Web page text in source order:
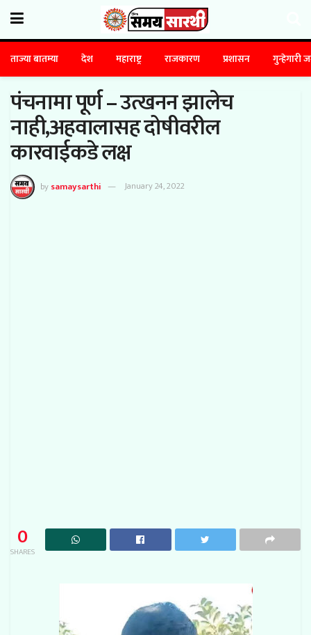
ताज्या बातम्या देश महाराष्ट्र राजकारण प्रशासन गुन्हेगारी
पंचनामा पूर्ण – उत्खनन झालेच
नाही,अहवालासह दोषीवरील
कारवाईकडे लक्ष
bysamaysarthi January 24, 2022
0
SHARES